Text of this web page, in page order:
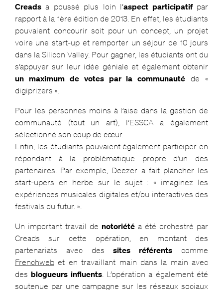
Creadsa poussé plus loin l’aspect participatifpar
rapport à la 1ère édition de 2013. En effet, les étudiants
pouvaient concourir soit pour un concept, un projet
voire une start-up et remporter un séjour de 10 jours
dans la Silicon Valley. Pour gagner, les étudiants ont du
s’appuyer sur leur idée géniale et également obtenir
un maximum de votes par la communauté de «
digiprizers ».
Pour les personnes moins à l’aise dans la gestion de
communauté (tout un art), l’ESSCA a également
sélectionné son coup de cœur.
Enfin, les étudiants pouvaient également participer en
répondant à la problématique propre d’un des
partenaires. Par exemple, Deezer a fait plancher les
start-upers en herbe sur le sujet : « imaginez les
expériences musicales digitales et/ou interactives des
festivals du futur. ».
Un important travail de notoriété a été orchestré par
Creads sur cette opération, en montant des
partenariats avec dessites référents comme
Frenchwebet en travaillant main dans la main avec
des blogueurs influents. L’opération a également été
soutenue par une campagne sur les réseaux sociaux